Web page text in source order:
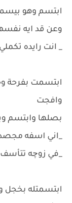
ابتسم وهو
وعن قد ايه
_ انت رايده
ابتسمت بفرحة
وافجت
بصلها وابتسم
_اني اسفه
_في زوچه
ابتسمتله بخجل